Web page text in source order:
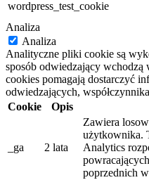
wordpress_test_cookie
Analiza
Analiza
Analityczne pliki cookie są
sposób odwiedzający
cookies pomagają dostarczyć
odwiedzających,
Cookie
Opis
_ga 2 lata
Zawiera
użytkownika.
Analytics
poprzednich